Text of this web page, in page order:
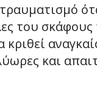
του
και